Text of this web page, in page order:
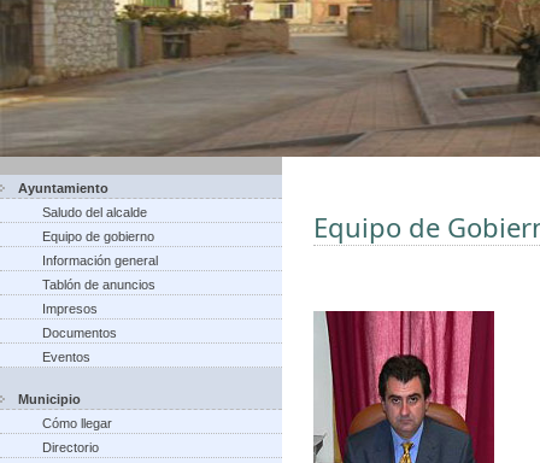
Ayuntamiento
Saludo del alcalde
Equipo de gobierno
Información general
Tablón de anuncios
Impresos
Documentos
Eventos
Municipio
Cómo llegar
Directorio
Equipo de